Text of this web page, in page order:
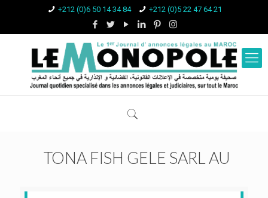
+212 (0)6 50 14 34 84 +212 (0)5 22 47 64 21
TONA FISH GELE SARL AU